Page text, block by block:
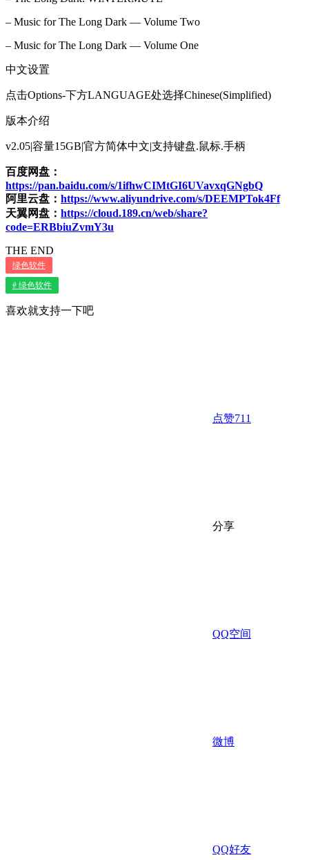
– Music for The Long Dark — Volume Two
– Music for The Long Dark — Volume One
中文设置
点击Options-下方LANGUAGE处选择Chinese(Simplified)
版本介绍
v2.05|容量15GB|官方简体中文|支持键盘.鼠标.手柄
百度网盘：
https://pan.baidu.com/s/1ifhwCIMtGI6UVavxqGNgbQ
阿里云盘： https://www.aliyundrive.com/s/DEEMPTok4Ff
天翼网盘： https://cloud.189.cn/web/share?
code=ERBbiuZvmY3u
THE END
绿色软件
# 绿色软件
喜欢就支持一下吧
点赞711
分享
QQ空间
微博
QQ好友